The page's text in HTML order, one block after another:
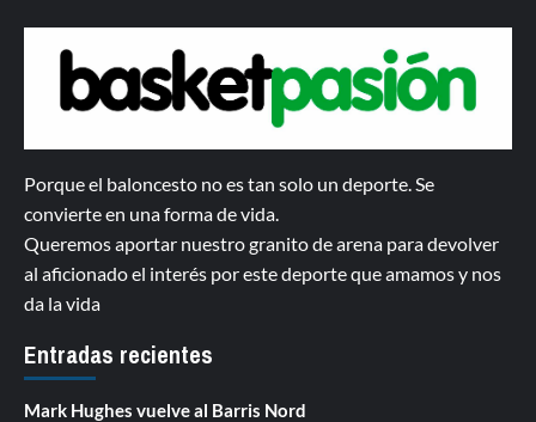
Porque el baloncesto no es tan solo un deporte. Se
convierte en una forma de vida.
Queremos aportar nuestro granito de arena para devolver
al aficionado el interés por este deporte que amamos y nos
da la vida
Entradas recientes
Mark Hughes vuelve al Barris Nord